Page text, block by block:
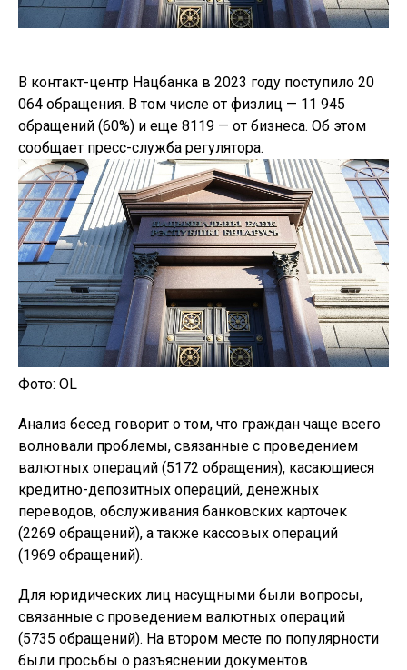
В контакт-центр Нацбанка в 2023 году поступило 20
064 обращения. В том числе от физлиц — 11 945
обращений (60%) и еще 8119 — от бизнеса. Об этом
сообщает пресс-служба регулятора.
Фото: OL
Анализ бесед говорит о том, что граждан чаще всего
волновали проблемы, связанные с проведением
валютных операций (5172 обращения), касающиеся
кредитно-депозитных операций, денежных
переводов, обслуживания банковских карточек
(2269 обращений), а также кассовых операций
(1969 обращений).
Для юридических лиц насущными были вопросы,
связанные с проведением валютных операций
(5735 обращений). На втором месте по популярности
были просьбы о разъяснении документов